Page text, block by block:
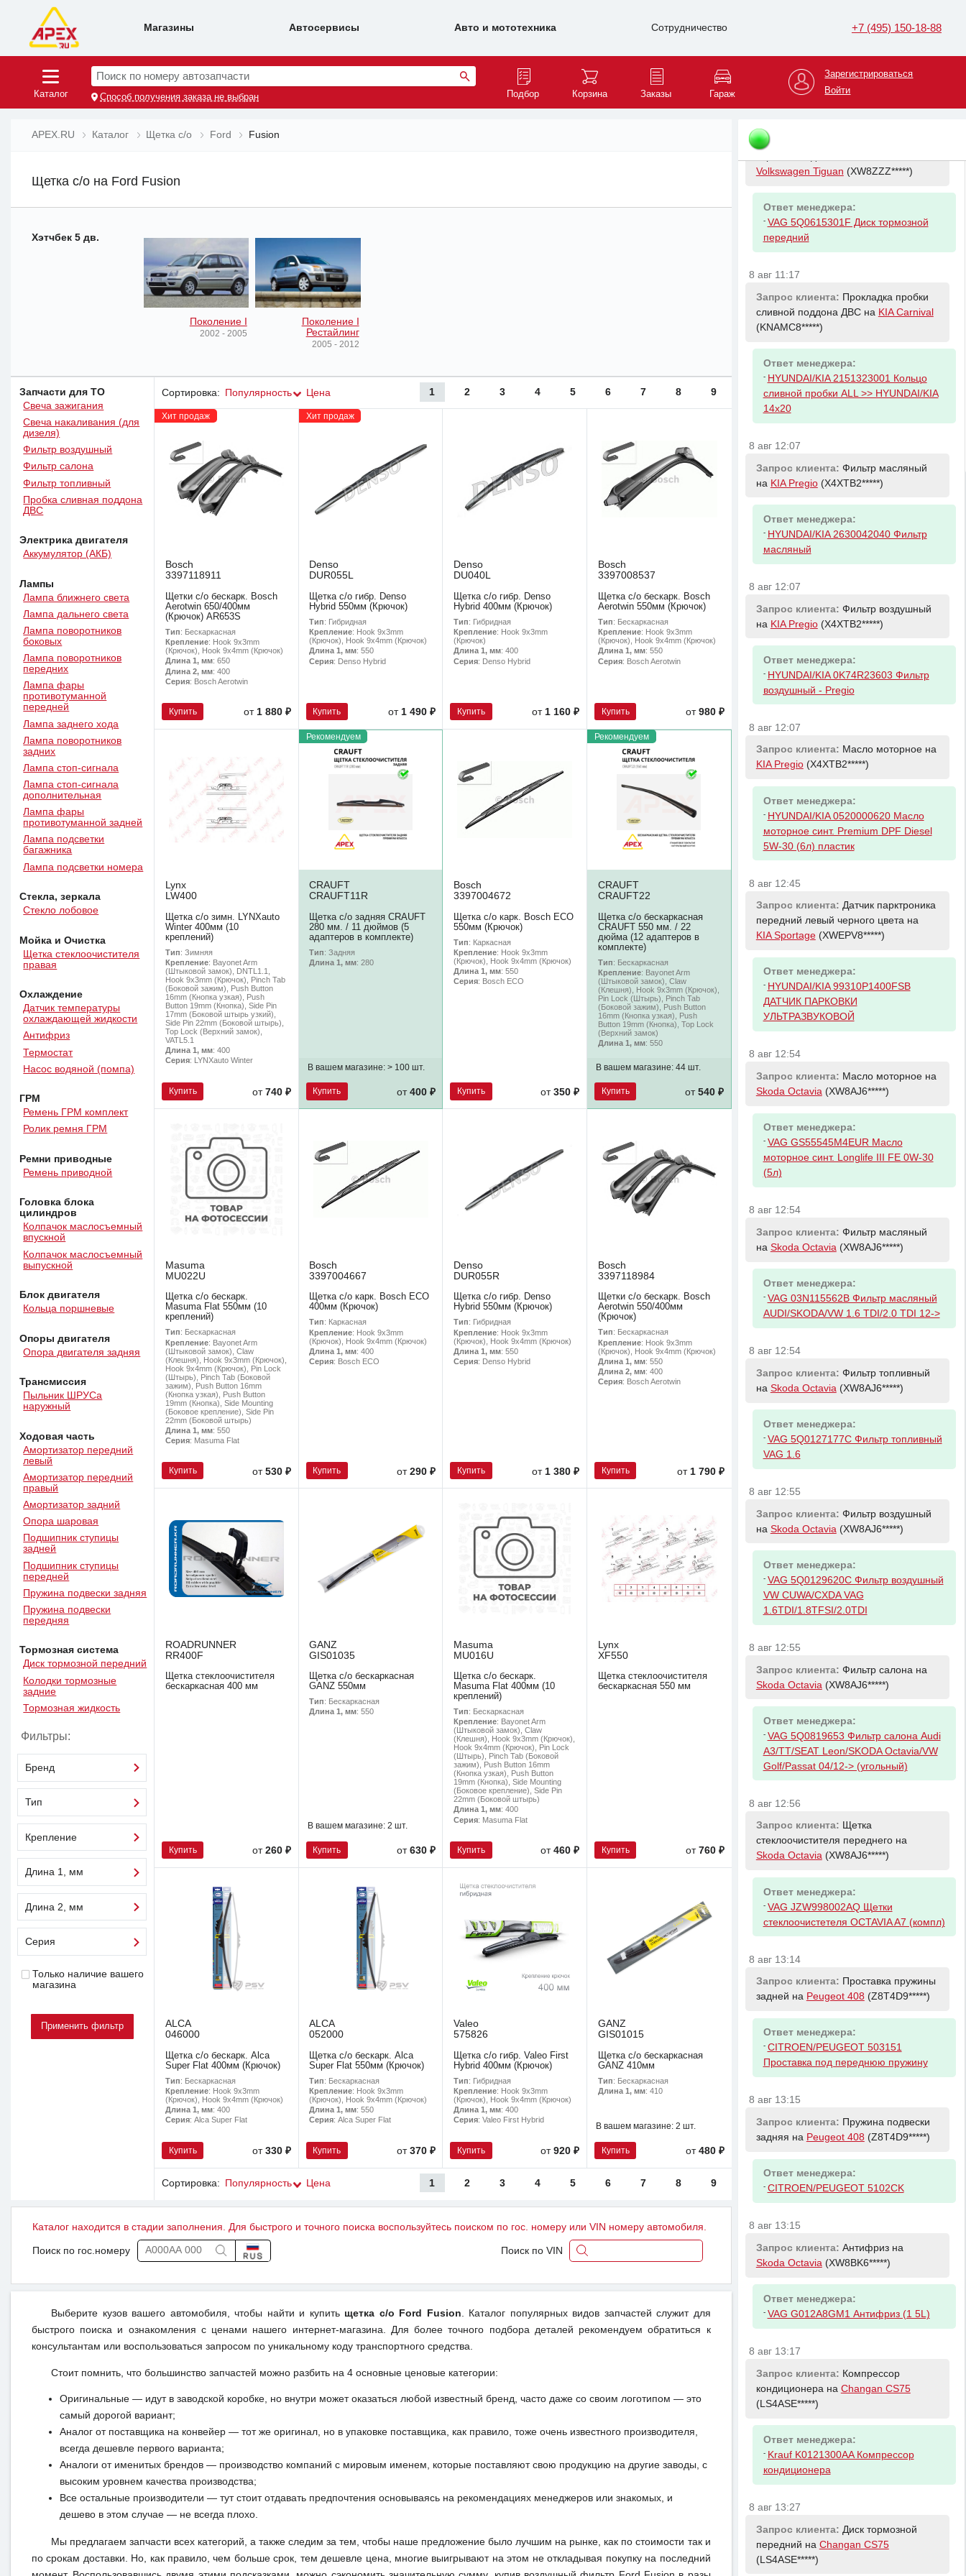
Магазины Автосервисы Авто и мототехника Сотрудничество +7 (495) 150-18-88
Каталог
Поиск по номеру автозапчасти
Способ получения заказа не выбран Подбор Корзина Заказы Гараж
Зарегистрироваться
Войти
APEX.RU Каталог Щетка с/о Ford Fusion
Щетка с/о на Ford Fusion
Хэтчбек 5 дв.
Поколение I
2002 - 2005
Поколение I
Рестайлинг
2005 - 2012
Запчасти для ТО
Свеча зажигания
Свеча накаливания (для
дизеля)
Фильтр воздушный
Фильтр салона
Фильтр топливный
Пробка сливная поддона
ДВС
Электрика двигателя
Аккумулятор (АКБ)
Лампы
Лампа ближнего света
Лампа дальнего света
Лампа поворотников
боковых
Лампа поворотников
передних
Лампа фары
противотуманной
передней
Лампа заднего хода
Лампа поворотников
задних
Лампа стоп-сигнала
Лампа стоп-сигнала
дополнительная
Лампа фары
противотуманной задней
Лампа подсветки
багажника
Лампа подсветки номера
Стекла, зеркала
Стекло лобовое
Мойка и Очистка
Щетка стеклоочистителя
правая
Охлаждение
Датчик температуры
охлаждающей жидкости
Антифриз
Термостат
Насос водяной (помпа)
ГРМ
Ремень ГРМ комплект
Ролик ремня ГРМ
Ремни приводные
Ремень приводной
Головка блока
цилиндров
Колпачок маслосъемный
впускной
Колпачок маслосъемный
выпускной
Блок двигателя
Кольца поршневые
Опоры двигателя
Опора двигателя задняя
Трансмиссия
Пыльник ШРУСа
наружный
Ходовая часть
Амортизатор передний
левый
Амортизатор передний
правый
Амортизатор задний
Опора шаровая
Подшипник ступицы
задней
Подшипник ступицы
передней
Пружина подвески задняя
Пружина подвески
передняя
Тормозная система
Диск тормозной передний
Колодки тормозные
задние
Тормозная жидкость
Фильтры:
Бренд
Тип
Крепление
Длина 1, мм
Длина 2, мм
Серия
Только наличие вашего
магазина
Сортировка: Популярность Цена 1 2 3 4 5 6 7 8 9
Хит продаж
Bosch
3397118911
Щетки с/о бескарк. Bosch
Aerotwin 650/400мм
(Крючок) AR653S
Тип: Бескаркасная
Крепление: Hook 9x3mm
(Крючок), Hook 9x4mm (Крючок)
Длина 1, мм: 650
Длина 2, мм: 400
Серия: Bosch Aerotwin
Купить от1 880 ₽
Хит продаж
Denso
DUR055L
Щетка с/о гибр. Denso
Hybrid 550мм (Крючок)
Тип: Гибридная
Крепление: Hook 9x3mm
(Крючок), Hook 9x4mm (Крючок)
Длина 1, мм: 550
Серия: Denso Hybrid
Купить от 1 490 ₽
Denso
DU040L
Щетка с/о гибр. Denso
Hybrid 400мм (Крючок)
Тип: Гибридная
Крепление: Hook 9x3mm
(Крючок)
Длина 1, мм: 400
Серия: Denso Hybrid
Купить от1 160 ₽
Bosch
3397008537
Щетка с/о бескарк. Bosch
Aerotwin 550мм (Крючок)
Тип: Бескаркасная
Крепление: Hook 9x3mm
(Крючок), Hook 9x4mm (Крючок)
Длина 1, мм: 550
Серия: Bosch Aerotwin
Купить от 980 ₽
Lynx
LW400
Щетка с/о зимн. LYNXauto
Winter 400мм (10
креплений)
Тип: Зимняя
Крепление: Bayonet Arm
(Штыковой замок), DNTL1.1,
Hook 9x3mm (Крючок), Pinch Tab
(Боковой зажим), Push Button
16mm (Кнопка узкая), Push
Button 19mm (Кнопка), Side Pin
17mm (Боковой штырь узкий),
Side Pin 22mm (Боковой штырь),
Top Lock (Верхний замок),
VATL5.1
Длина 1, мм: 400
Серия: LYNXauto Winter
Купить от740 ₽
Рекомендуем
CRAUFT
CRAUFT11R
Щетка с/о задняя CRAUFT
280 мм. / 11 дюймов (5
адаптеров в комплекте)
Тип: Задняя
Длина 1, мм: 280
В вашем магазине: > 100 шт.
Купить от 400 ₽
Bosch
3397004672
Щетка с/о карк. Bosch ECO
550мм (Крючок)
Тип: Каркасная
Крепление: Hook 9x3mm
(Крючок), Hook 9x4mm (Крючок)
Длина 1, мм: 550
Серия: Bosch ECO
Купить от350 ₽
Рекомендуем
CRAUFT
CRAUFT22
Щетка с/о бескаркасная
CRAUFT 550 мм. / 22
дюйма (12 адаптеров в
комплекте)
Тип: Бескаркасная
Крепление: Bayonet Arm
(Штыковой замок), Claw
(Клешня), Hook 9x3mm (Крючок),
Pin Lock (Штырь), Pinch Tab
(Боковой зажим), Push Button
16mm (Кнопка узкая), Push
Button 19mm (Кнопка), Top Lock
(Верхний замок)
Длина 1, мм: 550
В вашем магазине: 44 шт.
Купить от 540 ₽
Masuma
MU022U
Щетка с/о бескарк.
Masuma Flat 550мм (10
креплений)
Тип: Бескаркасная
Крепление: Bayonet Arm
(Штыковой замок), Claw
(Клешня), Hook 9x3mm (Крючок),
Hook 9x4mm (Крючок), Pin Lock
(Штырь), Pinch Tab (Боковой
зажим), Push Button 16mm
(Кнопка узкая), Push Button
19mm (Кнопка), Side Mounting
(Боковое крепление), Side Pin
22mm (Боковой штырь)
Длина 1, мм: 550
Серия: Masuma Flat
Купить от530 ₽
Bosch
3397004667
Щетка с/о карк. Bosch ECO
400мм (Крючок)
Тип: Каркасная
Крепление: Hook 9x3mm
(Крючок), Hook 9x4mm (Крючок)
Длина 1, мм: 400
Серия: Bosch ECO
Купить от 290 ₽
Denso
DUR055R
Щетка с/о гибр. Denso
Hybrid 550мм (Крючок)
Тип: Гибридная
Крепление: Hook 9x3mm
(Крючок), Hook 9x4mm (Крючок)
Длина 1, мм: 550
Серия: Denso Hybrid
Купить от 1 380 ₽
Bosch
3397118984
Щетки с/о бескарк. Bosch
Aerotwin 550/400мм
(Крючок)
Тип: Бескаркасная
Крепление: Hook 9x3mm
(Крючок), Hook 9x4mm (Крючок)
Длина 1, мм: 550
Длина 2, мм: 400
Серия: Bosch Aerotwin
Купить от 1 790 ₽
ROADRUNNER
RR400F
Щетка стеклоочистителя
бескаркасная 400 мм
Купить от260 ₽
GANZ
GIS01035
Щетка с/о бескаркасная
GANZ 550мм
Тип: Бескаркасная
Длина 1, мм: 550
В вашем магазине: 2 шт.
Купить от 630 ₽
Masuma
MU016U
Щетка с/о бескарк.
Masuma Flat 400мм (10
креплений)
Тип: Бескаркасная
Крепление: Bayonet Arm
(Штыковой замок), Claw
(Клешня), Hook 9x3mm (Крючок),
Hook 9x4mm (Крючок), Pin Lock
(Штырь), Pinch Tab (Боковой
зажим), Push Button 16mm
(Кнопка узкая), Push Button
19mm (Кнопка), Side Mounting
(Боковое крепление), Side Pin
22mm (Боковой штырь)
Длина 1, мм: 400
Серия: Masuma Flat
Купить от460 ₽
Lynx
XF550
Щетка стеклоочистителя
бескаркасная 550 мм
Купить от 760 ₽
ALCA
046000
Щетка с/о бескарк. Alca
Super Flat 400мм (Крючок)
Тип: Бескаркасная
Крепление: Hook 9x3mm
(Крючок), Hook 9x4mm (Крючок)
Длина 1, мм: 400
Серия: Alca Super Flat
Купить от330 ₽
ALCA
052000
Щетка с/о бескарк. Alca
Super Flat 550мм (Крючок)
Тип: Бескаркасная
Крепление: Hook 9x3mm
(Крючок), Hook 9x4mm (Крючок)
Длина 1, мм: 550
Серия: Alca Super Flat
Купить от 370 ₽
Valeo
575826
Щетка с/о гибр. Valeo First
Hybrid 400мм (Крючок)
Тип: Гибридная
Крепление: Hook 9x3mm
(Крючок), Hook 9x4mm (Крючок)
Длина 1, мм: 400
Серия: Valeo First Hybrid
Купить от920 ₽
GANZ
GIS01015
Щетка с/о бескаркасная
GANZ 410мм
Тип: Бескаркасная
Длина 1, мм: 410
В вашем магазине: 2 шт.
Купить от 480 ₽
Сортировка: Популярность Цена 1 2 3 4 5 6 7 8 9
Каталог находится в стадии заполнения. Для быстрого и точного поиска воспользуйтесь поиском по гос. номеру или VIN номеру автомобиля.
Поиск по гос.номеру Поиск по VIN
Выберите кузов вашего автомобиля, чтобы найти и купить щетка с/о Ford Fusion. Каталог популярных видов запчастей служит для
быстрого поиска и ознакомления с ценами нашего интернет-магазина. Для более точного подбора деталей рекомендуем обратиться к
консультантам или воспользоваться запросом по уникальному коду транспортного средства.
Стоит помнить, что большинство запчастей можно разбить на 4 основные ценовые категории:
Оригинальные — идут в заводской коробке, но внутри может оказаться любой известный бренд, часто даже со своим логотипом — это
самый дорогой вариант;
Аналог от поставщика на конвейер — тот же оригинал, но в упаковке поставщика, как правило, тоже очень известного производителя,
всегда дешевле первого варианта;
Аналоги от именитых брендов — производство компаний с мировым именем, которые поставляют свою продукцию на другие заводы, с
высоким уровнем качества производства;
Все остальные производители — тут стоит отдавать предпочтения основываясь на рекомендациях менеджеров или знакомых, и
дешево в этом случае — не всегда плохо.
Мы предлагаем запчасти всех категорий, а также следим за тем, чтобы наше предложение было лучшим на рынке, как по стоимости так и
по срокам доставки. Но, как правило, чем больше срок, тем дешевле цена, многие выигрывают на этом не откладывая покупку на последний
HYUNDAI/KIA 54626A9000 ДЕМПФЕР
АМОРТИЗАТОРА
Запрос клиента:
Volkswagen Tiguan (XW8ZZZ*****)
Ответ менеджера:
- VAG 5Q0615301F Диск тормозной
передний
8 авг 11:17
Запрос клиента: Прокладка пробки
сливной поддона ДВС на KIA Carnival
(KNAMC8*****)
Ответ менеджера:
- HYUNDAI/KIA 2151323001 Кольцо
сливной пробки ALL >> HYUNDAI/KIA
14x20
8 авг 12:07
Запрос клиента: Фильтр масляный
на KIA Pregio(X4XTB2*****)
Ответ менеджера:
- HYUNDAI/KIA 2630042040 Фильтр
масляный
8 авг 12:07
Запрос клиента: Фильтр воздушный
на KIA Pregio(X4XTB2*****)
Ответ менеджера:
- HYUNDAI/KIA 0K74R23603 Фильтр
воздушный - Pregio
8 авг 12:07
Запрос клиента: Масло моторное на
KIA Pregio(X4XTB2*****)
Ответ менеджера:
- HYUNDAI/KIA 0520000620 Масло
моторное синт. Premium DPF Diesel
5W-30 (6л) пластик
8 авг 12:45
Запрос клиента: Датчик парктроника
передний левый черного цвета на
KIA Sportage(XWEPV8*****)
Ответ менеджера:
- HYUNDAI/KIA 99310P1400FSB
ДАТЧИК ПАРКОВКИ
УЛЬТРАЗВУКОВОЙ
8 авг 12:54
Запрос клиента: Масло моторное на
Skoda Octavia(XW8AJ6*****)
Ответ менеджера:
- VAG GS55545M4EUR Масло
моторное синт. Longlife III FE 0W-30
(5л)
8 авг 12:54
Запрос клиента: Фильтр масляный
на Skoda Octavia (XW8AJ6*****)
Ответ менеджера:
- VAG 03N115562B Фильтр масляный
AUDI/SKODA/VW 1.6 TDI/2.0 TDI 12->
8 авг 12:54
Запрос клиента: Фильтр топливный
на Skoda Octavia (XW8AJ6*****)
Ответ менеджера:
- VAG 5Q0127177C Фильтр топливный
VAG 1.6
8 авг 12:55
Запрос клиента: Фильтр воздушный
на Skoda Octavia (XW8AJ6*****)
Ответ менеджера:
- VAG 5Q0129620C Фильтр воздушный
VW CUWA/CXDA VAG
1.6TDI/1.8TFSI/2.0TDI
8 авг 12:55
Запрос клиента: Фильтр салона на
Skoda Octavia (XW8AJ6*****)
Ответ менеджера:
- VAG 5Q0819653 Фильтр салона Audi
A3/TT/SEAT Leon/SKODA Octavia/VW
Golf/Passat 04/12-> (угольный)
8 авг 12:56
Запрос клиента: Щетка
стеклоочистителя переднего на
Skoda Octavia(XW8AJ6*****)
Ответ менеджера:
- VAG JZW998002AQ Щетки
стеклоочистетеля OCTAVIA A7 (компл)
8 авг 13:14
Запрос клиента: Проставка пружины
задней на Peugeot 408 (Z8T4D9*****)
Ответ менеджера:
- CITROEN/PEUGEOT 503151
Проставка под переднюю пружину
8 авг 13:15
Запрос клиента: Пружина подвески
задняя на Peugeot 408 (Z8T4D9*****)
Ответ менеджера:
- CITROEN/PEUGEOT 5102CK
8 авг 13:15
Запрос клиента: Антифриз на
Skoda Octavia (XW8BK6*****)
Ответ менеджера:
- VAG G012A8GM1 Антифриз (1 5L)
8 авг 13:17
Запрос клиента: Компрессор
кондиционера на Changan CS75
(LS4ASE*****)
Ответ менеджера:
- Krauf K0121300AA Компрессор
кондиционера
8 авг 13:27
Запрос клиента: Диск тормозной
передний на Changan CS75
(LS4ASE*****)